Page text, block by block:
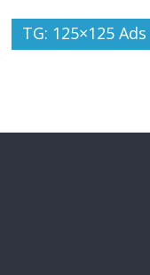
TG: 125×125 Ads